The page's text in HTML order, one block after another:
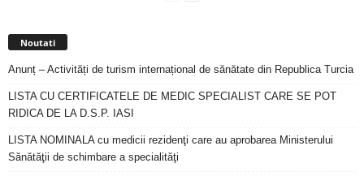
Noutati
Anunț – Activități de turism internațional de sănătate din Republica Turcia
LISTA CU CERTIFICATELE DE MEDIC SPECIALIST CARE SE POT
RIDICA DE LA D.S.P. IASI
LISTA NOMINALA cu medicii rezidenţi care au aprobarea Ministerului
Sănătăţii de schimbare a specialităţi